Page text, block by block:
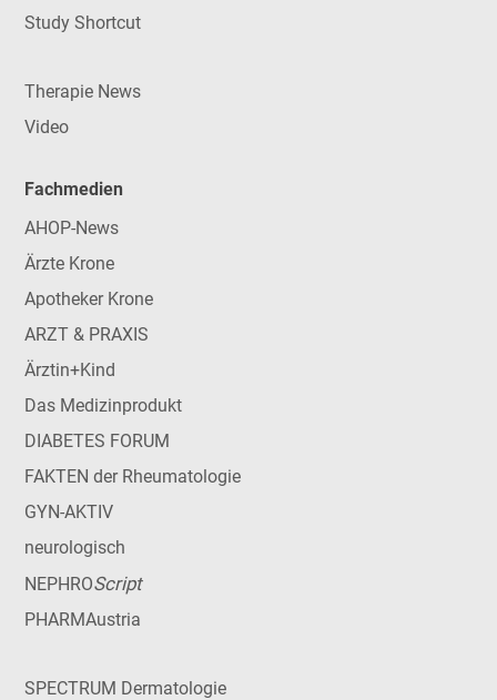
Study Shortcut
Therapie News
Video
Fachmedien
AHOP-News
Ärzte Krone
Apotheker Krone
ARZT & PRAXIS
Ärztin+Kind
Das Medizinprodukt
DIABETES FORUM
FAKTEN der Rheumatologie
GYN-AKTIV
neurologisch
NEPHROScript
PHARMAustria
SPECTRUM Dermatologie